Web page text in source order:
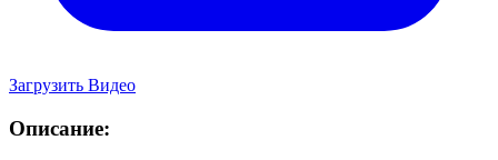
Загрузить Видео
Описание: